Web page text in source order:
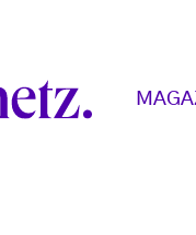
Main